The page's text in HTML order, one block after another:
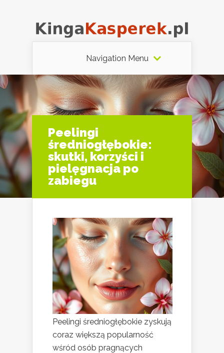
Navigation Menu
Peelingi
średniogłębokie:
skutki, korzyści i
pielęgnacja po
zabiegu
Peelingi średniogłębokie zyskują
coraz większą popularność
wśród osób pragnących